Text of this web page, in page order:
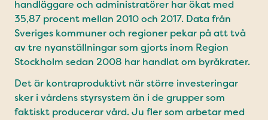
handläggare och administratörer har ökat med
35,87 procent mellan 2010 och 2017. Data från
Sveriges kommuner och regioner pekar på att två
av tre nyanställningar som gjorts inom Region
Stockholm sedan 2008 har handlat om byråkrater.
Det är kontraproduktivt när större investeringar
sker i vårdens styrsystem än i de grupper som
faktiskt producerar vård. Ju fler som arbetar med